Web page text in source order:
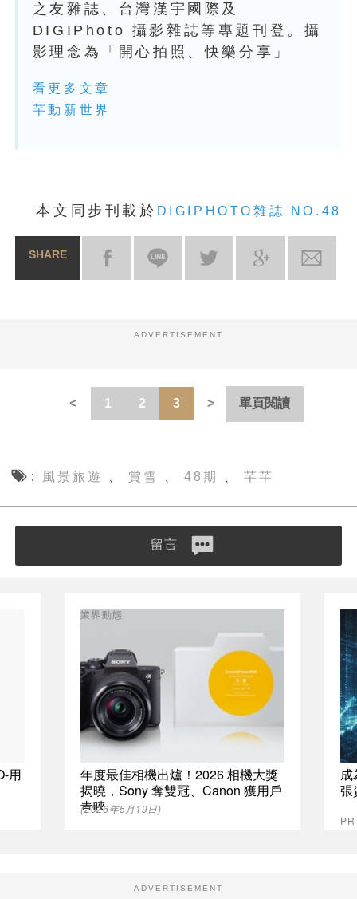
之友雜誌、台灣漢宇國際及
DIGIPhoto 攝影雜誌等專題刊登。攝
影理念為「開心拍照、快樂分享」
看更多文章
芊動新世界
本文同步刊載於 DIGIPHOTO雜誌 NO.48
SHARE
ADVERTISEMENT
1 2 3 單頁閱讀
風景旅遊 賞雪 48期 芊芊
留言
用
年度最佳相機出爐！2026 相機大獎
揭曉，Sony 奪雙冠、Canon 獲用戶
青睞
業界動態
(2026年5月19日)
張
ADVERTISEMENT